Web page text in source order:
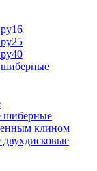
шиберные
шиберные
клином